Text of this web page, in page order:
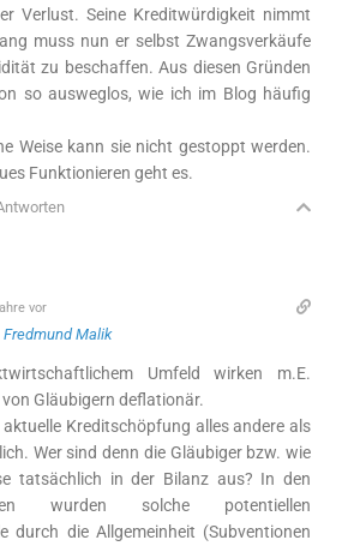
Verlust. Seine Kreditwürdigkeit nimmt
muss nun er selbst Zwangsverkäufe
zu beschaffen. Aus diesen Gründen
so ausweglos, wie ich im Blog häufig
Weise kann sie nicht gestoppt werden.
Funktionieren geht es.
vor
Fredmund Malik
Umfeld wirken m.E.
Gläubigern deflationär.
Kreditschöpfung alles andere als
Wer sind denn die Gläubiger bzw. wie
tatsächlich in der Bilanz aus? In den
wurden solche potentiellen
durch die Allgemeinheit (Subventionen